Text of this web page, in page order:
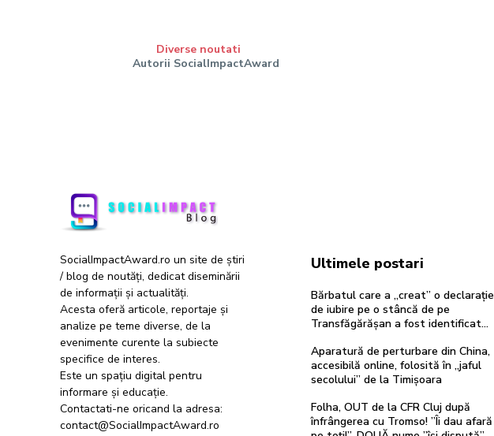
Diverse noutati
Autorii SocialImpactAward
SocialImpactAward.ro un site de știri
/ blog de noutăți, dedicat diseminării
de informații și actualități.
Acesta oferă articole, reportaje și
analize pe teme diverse, de la
evenimente curente la subiecte
specifice de interes.
Este un spațiu digital pentru
informare și educație.
Contactati-ne oricand la adresa:
contact@SocialImpactAward.ro
Ultimele postari
Bărbatul care a „creat” o declarație
de iubire pe o stâncă de pe
Transfăgărășan a fost identificat…
Aparatură de perturbare din China,
accesibilă online, folosită în „jaful
secolului” de la Timișoara
Folha, OUT de la CFR Cluj după
înfrângerea cu Tromso! ”Îi dau afară